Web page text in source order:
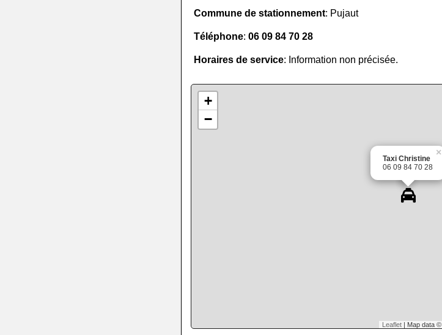
Commune de stationnement: Pujaut
Téléphone: 06 09 84 70 28
Horaires de service: Information non précisée.
Taxi Christine
06 09 84 70 28
×
+
−
Leaflet| Map data ©